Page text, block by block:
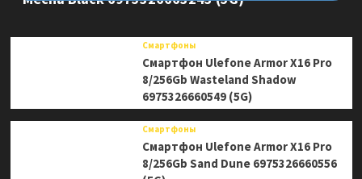
Смартфоны
Смартфон Ulefone Armor X16 Pro
8/256Gb Wasteland Shadow
6975326660549 (5G)
Смартфоны
Смартфон Ulefone Armor X16 Pro
8/256Gb Sand Dune 6975326660556